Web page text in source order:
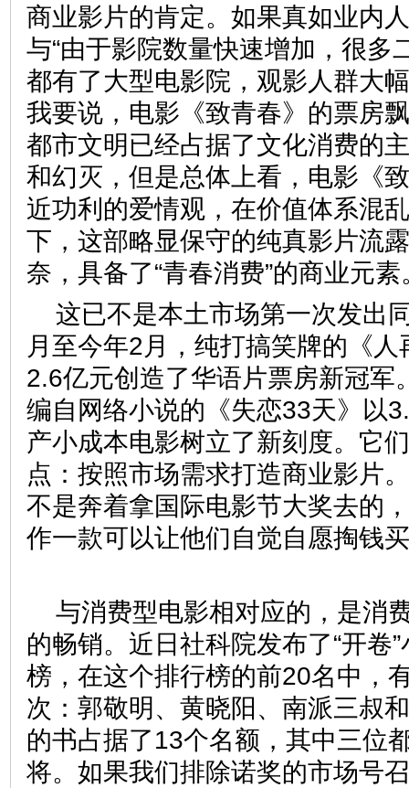
商业影片的肯定。如果真如业内
与“由于影院数量快速增加，很多
都有了大型电影院，观影人群大
我要说，电影《致青春》的票房
都市文明已经占据了文化消费的
和幻灭，但是总体上看，电影《
近功利的爱情观，在价值体系混
下，这部略显保守的纯真影片流
奈，具备了“青春消费”的商业
这已不是本土市场第一次发出
月至今年2月，纯打搞笑牌的《
2.6亿元创造了华语片票房新冠军
编自网络小说的《失恋33天》以
产小成本电影树立了新刻度。它
点：按照市场需求打造商业影片
不是奔着拿国际电影节大奖去的
作一款可以让他们自觉自愿掏钱
与消费型电影相对应的，是消
的畅销。近日社科院发布了“开卷
榜，在这个排行榜的前20名中，
次：郭敬明、黄晓阳、南派三叔
的书占据了13个名额，其中三位
将。如果我们排除诺奖的市场号